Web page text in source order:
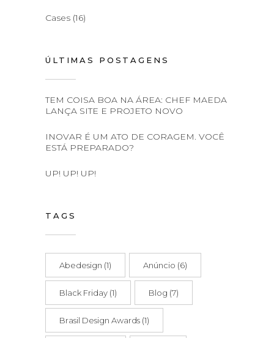
Cases (16)
ÚLTIMAS POSTAGENS
TEM COISA BOA NA ÁREA: CHEF MAEDA
LANÇA SITE E PROJETO NOVO
INOVAR É UM ATO DE CORAGEM. VOCÊ
ESTÁ PREPARADO?
UP! UP! UP!
TAGS
Abedesign (1) Anúncio (6)
Black Friday (1) Blog (7)
Brasil Design Awards (1)